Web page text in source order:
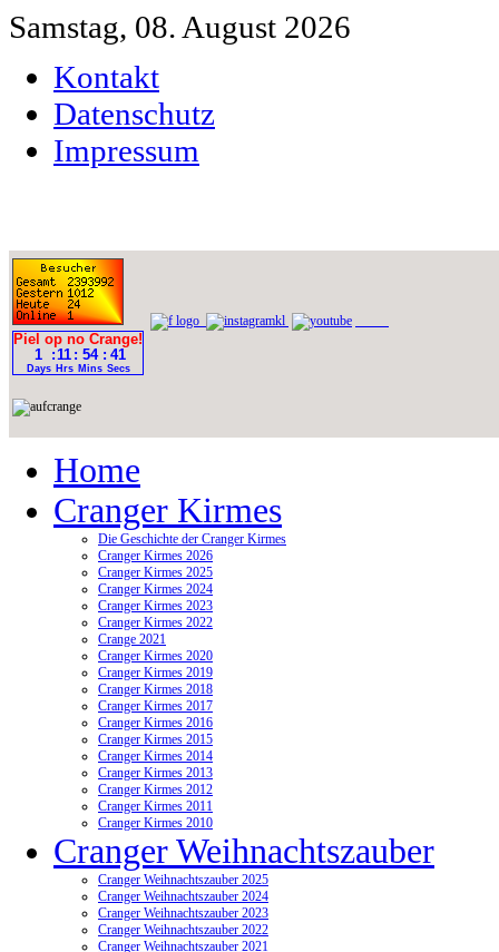
Samstag, 08. August 2026
Kontakt
Datenschutz
Impressum
Home
Cranger Kirmes
Die Geschichte der Cranger Kirmes
Cranger Kirmes 2026
Cranger Kirmes 2025
Cranger Kirmes 2024
Cranger Kirmes 2023
Cranger Kirmes 2022
Crange 2021
Cranger Kirmes 2020
Cranger Kirmes 2019
Cranger Kirmes 2018
Cranger Kirmes 2017
Cranger Kirmes 2016
Cranger Kirmes 2015
Cranger Kirmes 2014
Cranger Kirmes 2013
Cranger Kirmes 2012
Cranger Kirmes 2011
Cranger Kirmes 2010
Cranger Weihnachtszauber
Cranger Weihnachtszauber 2025
Cranger Weihnachtszauber 2024
Cranger Weihnachtszauber 2023
Cranger Weihnachtszauber 2022
Cranger Weihnachtszauber 2021